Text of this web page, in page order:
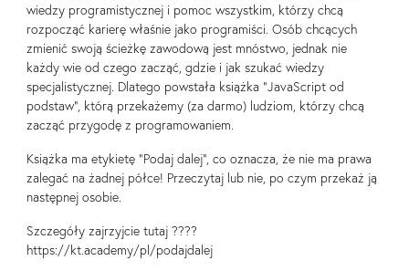
wiedzy programistycznej i pomoc wszystkim, którzy chcą
rozpocząć karierę właśnie jako programiści. Osób chcących
zmienić swoją ścieżkę zawodową jest mnóstwo, jednak nie
każdy wie od czego zacząć, gdzie i jak szukać wiedzy
specjalistycznej. Dlatego powstała książka “JavaScript od
podstaw”, którą przekażemy (za darmo) ludziom, którzy chcą
zacząć przygodę z programowaniem.
Książka ma etykietę “Podaj dalej”, co oznacza, że nie ma prawa
zalegać na żadnej półce! Przeczytaj lub nie, po czym przekaż ją
następnej osobie.
Szczegóły zajrzyjcie tutaj ????
https://kt.academy/pl/podajdalej